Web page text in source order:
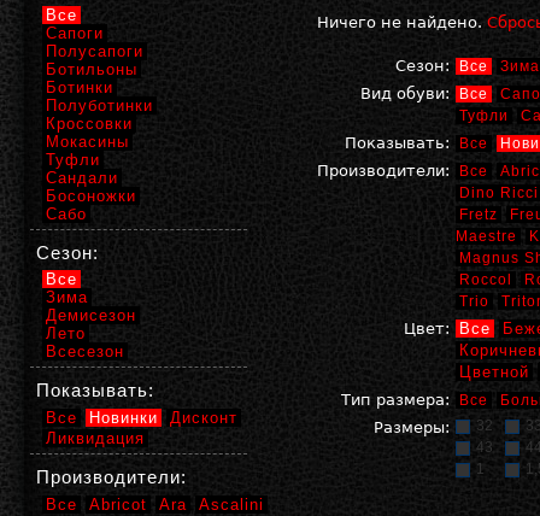
Ничего не найдено.
Сезон: Все Зима
Вид обуви: Все
Туфли
Показывать: Все
Производители: Все
Dino Ricci
Fretz
Maestre
Magnus
Roccol
Trio
Цвет: Все
Цветной
Тип размера:
Все
Размеры: 32
43
1
Все
Сапоги
Полусапоги
Ботильоны
Ботинки
Полуботинки
Кроссовки
Мокасины
Туфли
Сандали
Босоножки
Сабо
Сезон:
Все
Зима
Демисезон
Лето
Всесезон
Показывать:
Все Новинки
Дисконт
Ликвидация
Производители:
Все Abricot Ara
Ascalini